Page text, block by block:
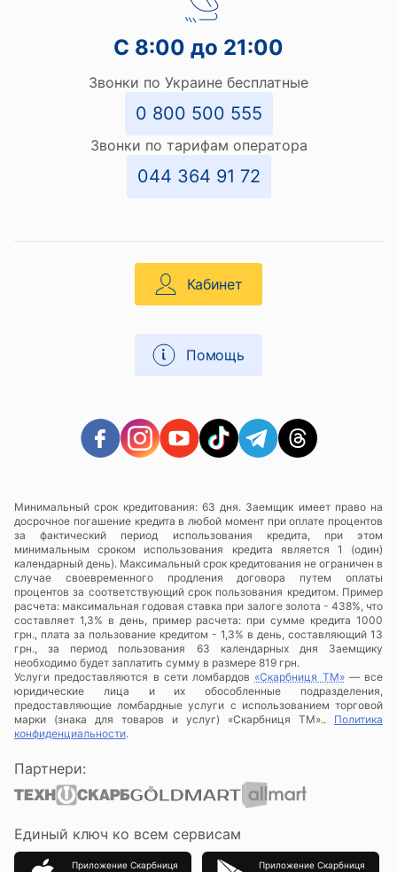
С 8:00 до 21:00
Звонки по Украине бесплатные
0 800 500 555
Звонки по тарифам оператора
044 364 91 72
Кабинет
Помощь
Минимальный срок кредитования: 63 дня. Заемщик имеет право на
досрочное погашение кредита в любой момент при оплате процентов
за фактический период использования кредита, при этом
минимальным сроком использования кредита является 1 (один)
календарный день). Максимальный срок кредитования не ограничен в
случае своевременного продления договора путем оплаты
процентов за соответствующий срок пользования кредитом. Пример
расчета: максимальная годовая ставка при залоге золота - 438%, что
составляет 1,3% в день, пример расчета: при сумме кредита 1000
грн., плата за пользование кредитом - 1,3% в день, составляющий 13
грн., за период пользования 63 календарных дня Заемщику
необходимо будет заплатить сумму в размере 819 грн.
Услуги предоставляются в сети ломбардов «Скарбниця ТМ»— все
юридические лица и их обособленные подразделения,
предоставляющие ломбардные услуги с использованием торговой
марки (знака для товаров и услуг) «Скарбниця ТМ».. Политика
конфиденциальности.
Партнери:
Единый ключ ко всем сервисам
Приложение Скарбниця Приложение Скарбниця